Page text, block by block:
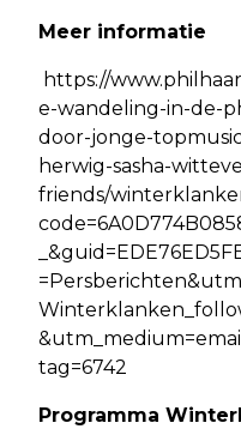
Meer informatie
https://
e-wandeling-in-de-
door-jonge-
herwig-sasha-
friends/
tag=6742
Programma